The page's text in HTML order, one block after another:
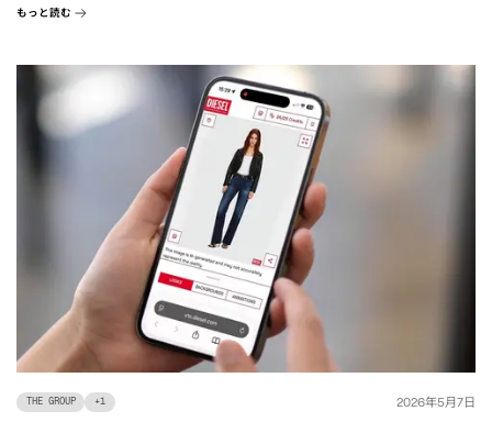
もっと読む
THE GROUP +1 2026年5月7日